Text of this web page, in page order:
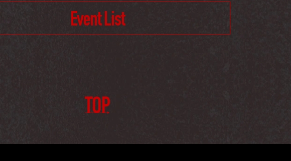
Event List
TOP